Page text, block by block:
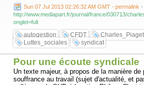
Sun 07 Jul 2013 02:26:32 AM GMT - permalink -
http://www.mediapart.fr/journal/france/030713/
onglet=full
autogestion CFDT Charles_Piaget
Luttes_sociales
syndicat
Pour une écoute syndicale
Un texte majeur, à propos de la manière de
souffrance au travail (sujet d'actualité, et